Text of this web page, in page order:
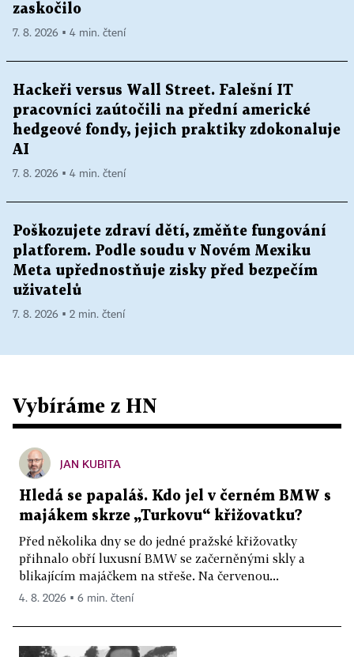
zaskočilo
7. 8. 2026 ▪ 4 min. čtení
Hackeři versus Wall Street. Falešní IT
pracovníci zaútočili na přední americké
hedgeové fondy, jejich praktiky zdokonaluje
AI
7. 8. 2026 ▪ 4 min. čtení
Poškozujete zdraví dětí, změňte fungování
platforem. Podle soudu v Novém Mexiku
Meta upřednostňuje zisky před bezpečím
uživatelů
7. 8. 2026 ▪ 2 min. čtení
Vybíráme z HN
JAN KUBITA
Hledá se papaláš. Kdo jel v černém BMW s
majákem skrze „Turkovu“ křižovatku?
Před několika dny se do jedné pražské křižovatky
přihnalo obří luxusní BMW se začerněnými skly a
blikajícím majáčkem na střeše. Na červenou...
4. 8. 2026 ▪ 6 min. čtení